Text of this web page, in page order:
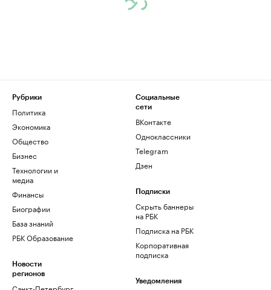
Рубрики
Политика
Экономика
Общество
Бизнес
Технологии и
медиа
Финансы
Биографии
База знаний
РБК Образование
Новости
регионов
Социальные
сети
ВКонтакте
Одноклассники
Telegram
Дзен
Подписки
Скрыть баннеры
на РБК
Подписка на РБК
Корпоративная
подписка
Уведомления